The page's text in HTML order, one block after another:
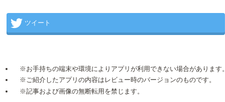
ツイート
※お手持ちの端末や環境によりアプリが利用できない場合があります。
※ご紹介したアプリの内容はレビュー時のバージョンのものです。
※記事および画像の無断転用を禁じます。